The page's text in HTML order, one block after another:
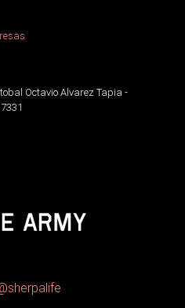
Octavio Alvarez Tapia -